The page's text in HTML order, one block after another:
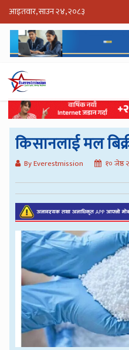
आइतवार, साउन २४, २०८३
किसानलाई मल
By Everestmission १० जेष्ठ